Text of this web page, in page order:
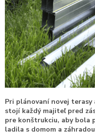
Pri plánovaní novej
stojí každý majiteľ pred
pre konštrukciu, aby bola
ladila s domom a